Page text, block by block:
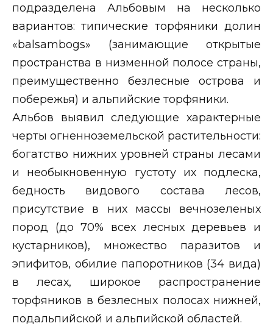
подразделена Альбовым на несколько
вариантов: типические торфяники долин
«balsambogs» (занимающие открытые
пространства в низменной полосе страны,
преимущественно безлесные острова и
побережья) и альпийские торфяники.
Альбов выявил следующие характерные
черты огненноземельской растительности:
богатство нижних уровней страны лесами
и необыкновенную густоту их подлеска,
бедность видового состава лесов,
присутствие в них массы вечнозеленых
пород (до 70% всех лесных деревьев и
кустарников), множество паразитов и
эпифитов, обилие папоротников (34 вида)
в лесах, широкое распространение
торфяников в безлесных полосах нижней,
подальпийской и альпийской областей.